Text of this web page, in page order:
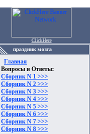
ClickHere
праздник мозга
Главная
Вопросы и Ответы:
Сборник N 1 >>>
Сборник N 2 >>>
Сборник N 3 >>>
Сборник N 4 >>>
Сборник N 5 >>>
Сборник N 6 >>>
Сборник N 7 >>>
Сборник N 8 >>>